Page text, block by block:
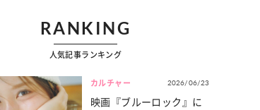
RANKING
人気記事ランキング
カルチャー 2026/06/23
映画『ブルーロック』に